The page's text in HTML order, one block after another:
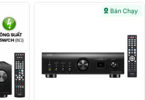
Bán Chạy